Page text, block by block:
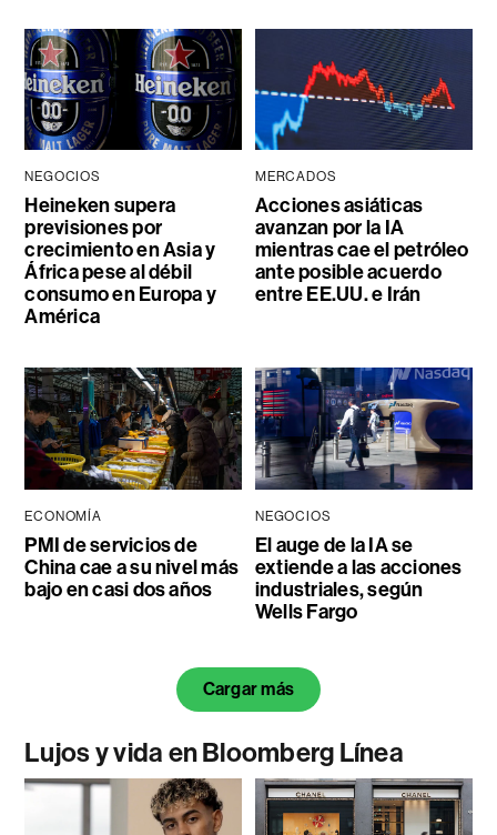
NEGOCIOS
Heineken supera
previsiones por
crecimiento en Asia y
África pese al débil
consumo en Europa y
América
MERCADOS
Acciones asiáticas
avanzan por la IA
mientras cae el petróleo
ante posible acuerdo
entre EE.UU. e Irán
ECONOMÍA
PMI de servicios de
China cae a su nivel más
bajo en casi dos años
NEGOCIOS
El auge de la IA se
extiende a las acciones
industriales, según
Wells Fargo
Cargar más
Lujos y vida en Bloomberg Línea